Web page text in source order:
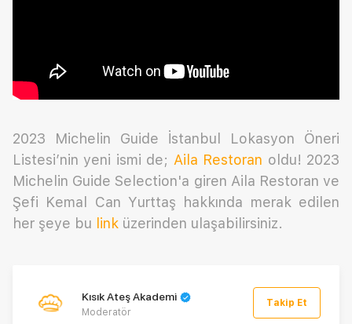
2023 Michelin Guide İstanbul Lokasyon Öneri
Listesi’nin yeni ismi de; Aila Restoran oldu! 2023
Michelin Guide Selection'a giren Aila Restoran ve
Şefi Kemal Can Yurttaş hakkında merak edilen
her şeye bu link üzerinden ulaşabilirsiniz.
Kısık Ateş Akademi
Moderatör
Takip Et